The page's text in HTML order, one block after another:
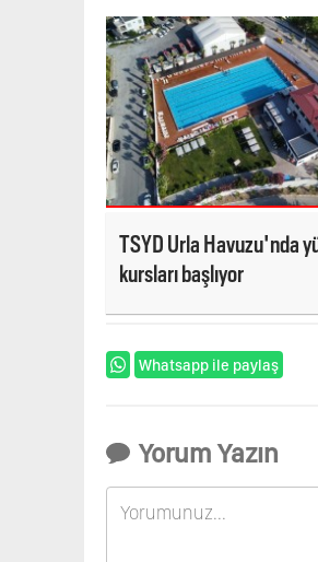
TSYD Urla Havuzu'nda
kursları başlıyor
Whatsapp ile paylaş
Yorum Yazın